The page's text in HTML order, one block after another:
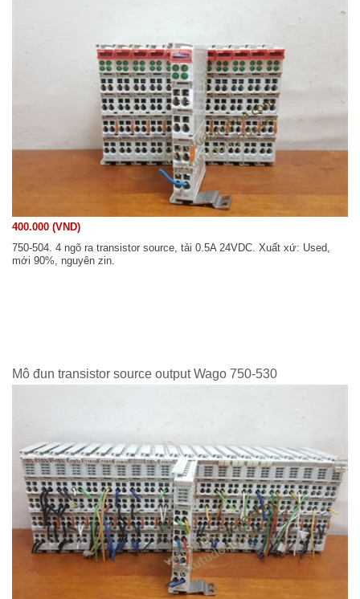
400.000 (VND)
750-504. 4 ngõ ra transistor source, tải 0.5A 24VDC. Xuất xứ: Used,
mới 90%, nguyên zin.
Mô đun transistor source output Wago 750-530